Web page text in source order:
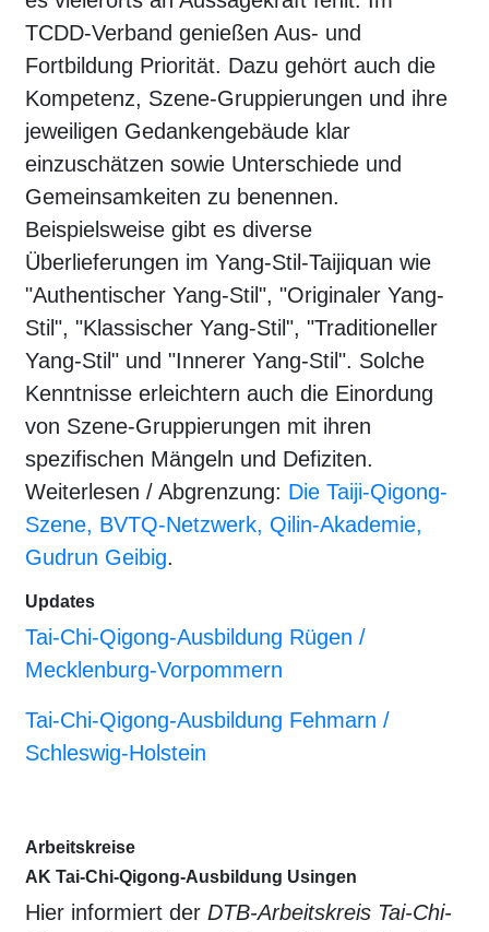
TCDD-Verband genießen Aus- und
Fortbildung Priorität. Dazu gehört auch die
Kompetenz, Szene-Gruppierungen und ihre
jeweiligen Gedankengebäude klar
einzuschätzen sowie Unterschiede und
Gemeinsamkeiten zu benennen.
Beispielsweise gibt es diverse
Überlieferungen im Yang-Stil-Taijiquan wie
"Authentischer Yang-Stil", "Originaler Yang-
Stil", "Klassischer Yang-Stil", "Traditioneller
Yang-Stil" und "Innerer Yang-Stil". Solche
Kenntnisse erleichtern auch die Einordung
von Szene-Gruppierungen mit ihren
spezifischen Mängeln und Defiziten.
Weiterlesen / Abgrenzung: Die Taiji-Qigong-
Szene, BVTQ-Netzwerk, Qilin-Akademie,
Gudrun Geibig.
Updates
Tai-Chi-Qigong-Ausbildung Rügen /
Mecklenburg-Vorpommern
Tai-Chi-Qigong-Ausbildung Fehmarn /
Schleswig-Holstein
Arbeitskreise
AK Tai-Chi-Qigong-Ausbildung Usingen
Hier informiert der DTB-Arbeitskreis Tai-Chi-